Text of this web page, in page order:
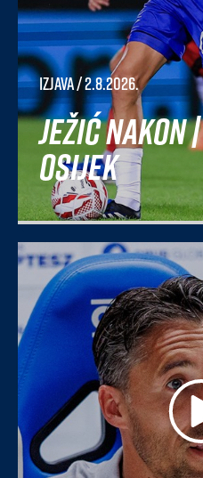
Izjava/ 2.8.2026.
Ježić nakon
Osijek